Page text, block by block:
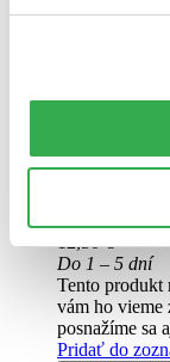
surrounded by the
surrounding
12,50 €
Do 1 – 5 dní
Tento produkt
vám ho vieme
posnažíme sa
Pridať do